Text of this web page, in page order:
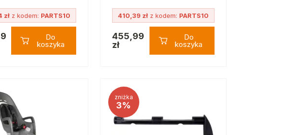
złz kodem: PARTS10
Do
koszyka
410,39 złz kodem: PARTS10
455,99
zł
Do
koszyka
zniżka
3%